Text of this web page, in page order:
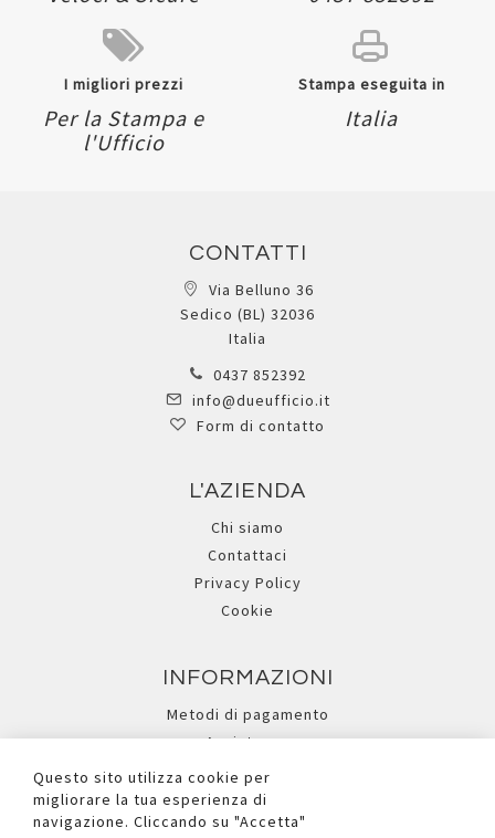
I migliori prezzi
Per la Stampa e
l'Ufficio
Stampa eseguita in
Italia
CONTATTI
Via Belluno 36
Sedico (BL) 32036
Italia
0437 852392
info@dueufficio.it
Form di contatto
L'AZIENDA
Chi siamo
Contattaci
Privacy Policy
Cookie
INFORMAZIONI
Metodi di pagamento
Assistenza
Ricerca avanzata
Questo sito utilizza cookie per
migliorare la tua esperienza di
navigazione. Cliccando su "Accetta"